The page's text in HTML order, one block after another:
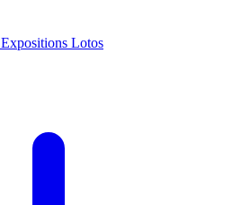
Expositions Lotos